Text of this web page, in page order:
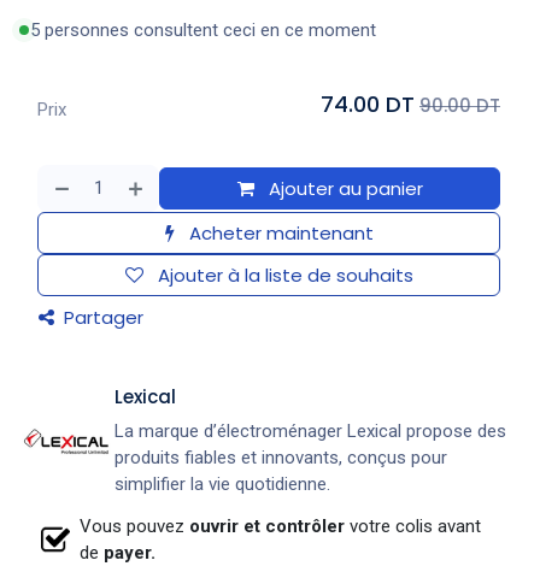
5 personnes consultent ceci en ce moment
Ajouter au panier
Acheter maintenant
Ajouter à la liste de souhaits
Partager
Prix 74.00 DT 90.00 DT
Lexical
La marque d’électroménager Lexical propose des
produits fiables et innovants, conçus pour
simplifier la vie quotidienne.
Vous pouvez ouvrir et contrôler votre colis avant
de payer.